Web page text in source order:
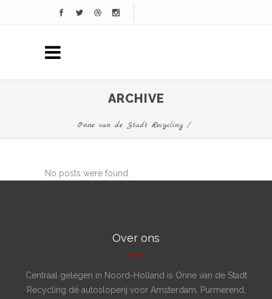
ARCHIVE
Onne van de Stadt Recycling/
No posts were found.
Over ons
Centraal gelegen in Noord-Holland is Onne van de Stadt
Recycling dé autosloperij voor Amsterdam, Purmerend,